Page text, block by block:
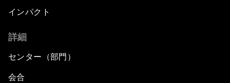
インパクト
詳細
センター（部門）
会合